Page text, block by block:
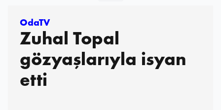
OdaTV
Zuhal Topal
gözyaşlarıyla isyan
etti